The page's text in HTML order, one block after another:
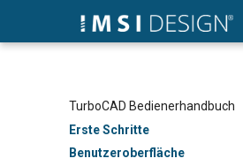
TurboCAD Bedienerhandbuch
Erste Schritte
Benutzeroberfläche